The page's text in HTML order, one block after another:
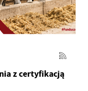
z certyfikacją